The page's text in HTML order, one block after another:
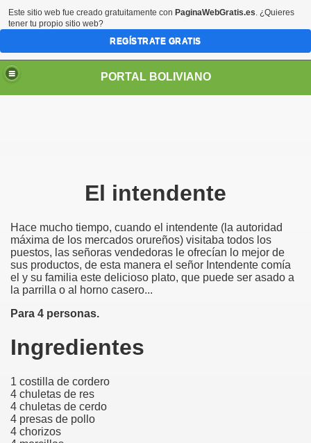
PORTAL BOLIVIANO
El intendente
Hace mucho tiempo, cuando el intendente (la autoridad
máxima de los mercados orureños) visitaba todos los
puestos, las señoras vendedoras le ofrecían lo mejor de
sus productos, de esta manera el señor Intendente comía
el y su familia este delicioso plato, que puede ser asado a
la parrilla o al horno casero...
Para 4 personas.
Ingredientes
1 costilla de cordero
4 chuletas de res
4 chuletas de cerdo
4 presas de pollo
4 chorizos
Este sitio web fue creado gratuitamente con PaginaWebGratis.es. ¿Quieres
tener tu propio sitio web?
REGÍSTRATE GRATIS